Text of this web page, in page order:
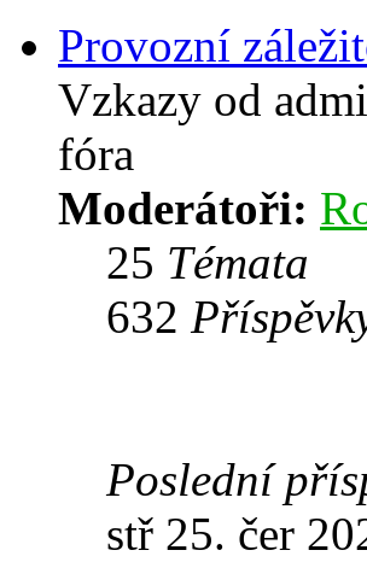
Provozní
Vzkazy od
fóra
Moderátoři:
25 Témata
632
Poslední
stř 25. čer